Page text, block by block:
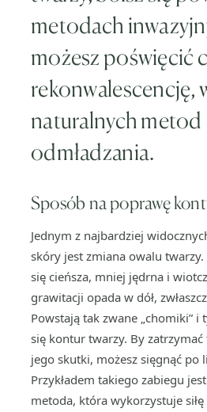
metodach
możesz poświęcić
rekonwalescencję,
naturalnych metod
odmładzania.
Sposób na poprawę
Jednym z najbardziej
skóry jest zmiana owalu twarzy.
się cieńsza, mniej jędrna i
grawitacji opada w dół,
Powstają tak zwane „chomiki”
się kontur twarzy. By
jego skutki, możesz sięgnąć po
Przykładem takiego zabiegu jest
metoda, która wykorzystuje siłę